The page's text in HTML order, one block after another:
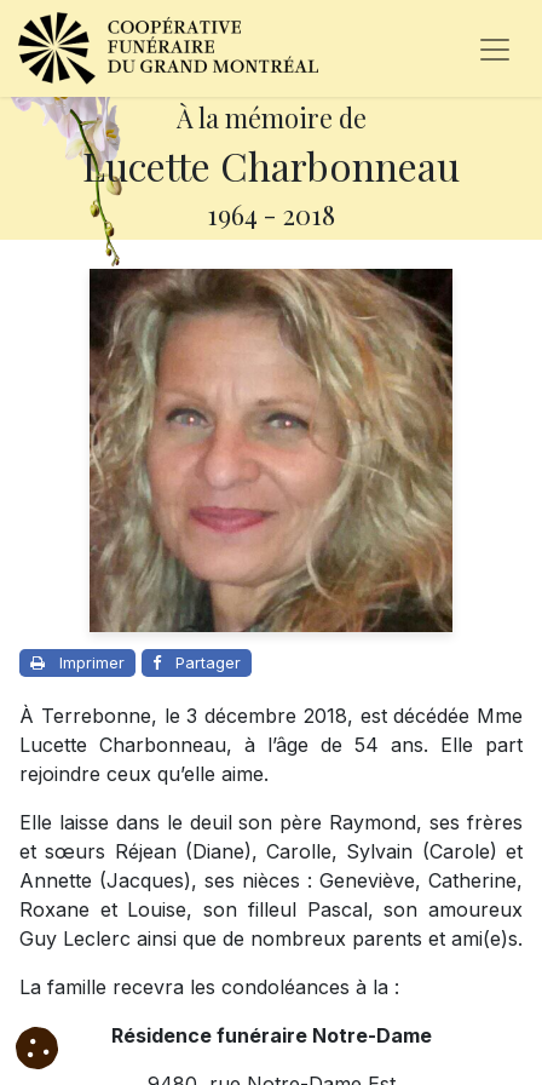
À la mémoire de
Lucette Charbonneau
1964 - 2018
Imprimer Partager
À Terrebonne, le 3 décembre 2018, est décédée Mme
Lucette Charbonneau, à l’âge de 54 ans. Elle part
rejoindre ceux qu’elle aime.
Elle laisse dans le deuil son père Raymond, ses frères
et sœurs Réjean (Diane), Carolle, Sylvain (Carole) et
Annette (Jacques), ses nièces : Geneviève, Catherine,
Roxane et Louise, son filleul Pascal, son amoureux
Guy Leclerc ainsi que de nombreux parents et ami(e)s.
La famille recevra les condoléances à la :
Résidence funéraire Notre-Dame